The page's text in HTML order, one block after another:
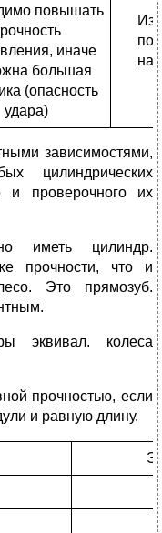
повышать
иначе
большая
(опасность
удара)
Из-
зависимостями,
цилиндрических
и проверочного их
иметь цилиндр.
прочности, что и
Это прямозуб.
эквивал. колеса
прочностью, если
и равную длину.